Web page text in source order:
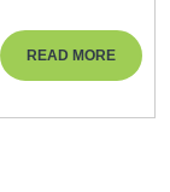
READ MOREREAD
MORE